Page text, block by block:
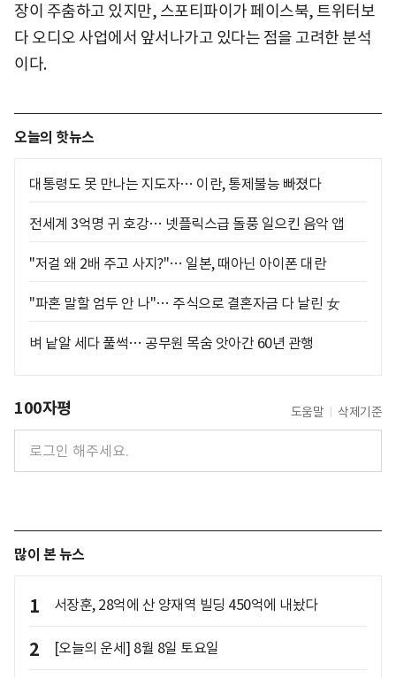
장이 주춤하고 있지만, 스포티파이가 페이스북, 트위터보
다 오디오 사업에서 앞서나가고 있다는 점을 고려한 분석
이다.
오늘의 핫뉴스
대통령도 못 만나는 지도자… 이란, 통제불능 빠졌다
전세계 3억명 귀 호강… 넷플릭스급 돌풍 일으킨 음악 앱
"저걸 왜 2배 주고 사지?"… 일본, 때아닌 아이폰 대란
"파혼 말할 엄두 안 나"… 주식으로 결혼자금 다 날린 女
벼 낱알 세다 풀썩… 공무원 목숨 앗아간 60년 관행
100자평 도움말 삭제기준
많이 본 뉴스
1 서장훈, 28억에 산 양재역 빌딩 450억에 내놨다
2 [오늘의 운세] 8월 8일 토요일